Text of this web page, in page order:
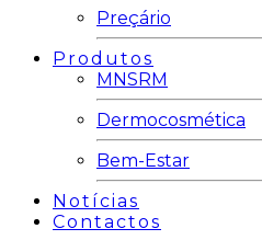
Preçário
Produtos
MNSRM
Dermocosmética
Bem-Estar
Notícias
Contactos